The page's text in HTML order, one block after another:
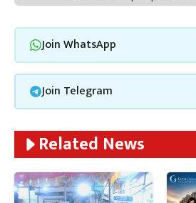
Join WhatsApp
Join Telegram
Related News